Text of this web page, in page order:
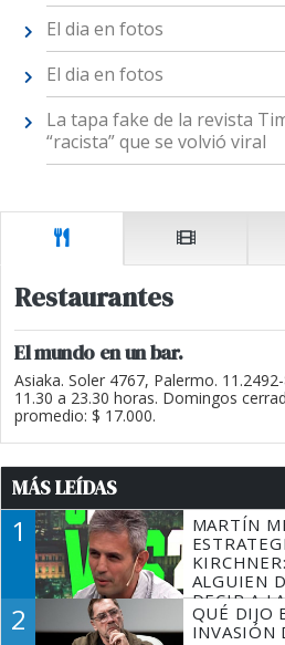
El dia en fotos
El dia en fotos
La tapa fake de la revista
“racista” que se volvió viral
Restaurantes
El mundo en un bar.
Asiaka. Soler 4767, Palermo.
11.30 a 23.30 horas. Domingos
promedio: $ 17.000.
MÁS LEÍDAS
1
MARTÍN
ALGUIEN
DECIR A
TIENE
2
QUÉ DIJO
INVASIÓN